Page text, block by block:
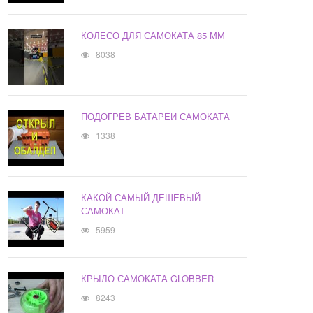
КОЛЕСО ДЛЯ САМОКАТА 85 ММ
8038
ПОДОГРЕВ БАТАРЕИ САМОКАТА
1338
КАКОЙ САМЫЙ ДЕШЕВЫЙ
САМОКАТ
5959
КРЫЛО САМОКАТА GLOBBER
8243